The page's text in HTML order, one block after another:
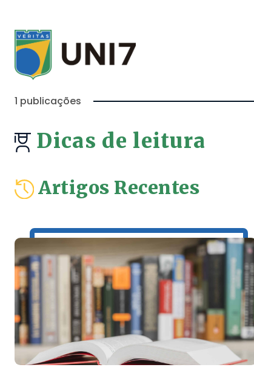
1 publicações
Dicas de leitura
Artigos Recentes